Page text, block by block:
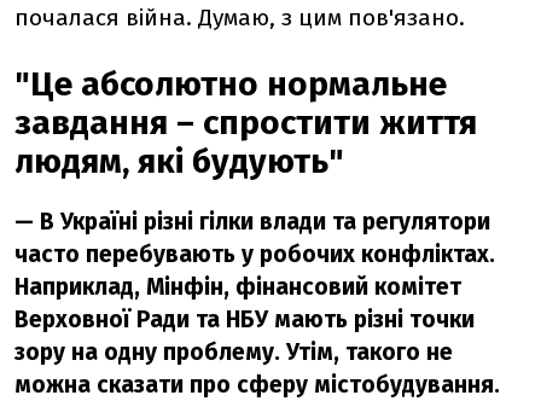
почалася війна. Думаю, з цим пов'язано.
"Це абсолютно нормальне
завдання – спростити життя
людям, які будують"
— В Україні різні гілки влади та регулятори
часто перебувають у робочих конфліктах.
Наприклад, Мінфін, фінансовий комітет
Верховної Ради та НБУ мають різні точки
зору на одну проблему. Утім, такого не
можна сказати про сферу містобудування.